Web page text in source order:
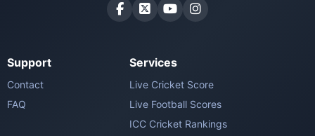
Support
Contact
FAQ
Services
Live Cricket Score
Live Football Scores
ICC Cricket Rankings